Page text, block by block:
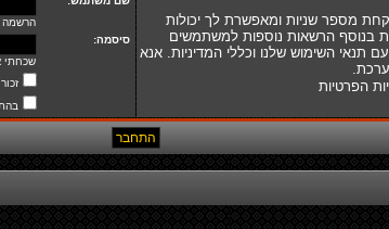
מספר שניות ומאפשרת לך יכולות
בנוסף הרשאות נוספות למשתמשים
השימוש שלנו וכללי המדיניות. אנא
הפרטיות
הרשמה
סיסמה:
שכחתי